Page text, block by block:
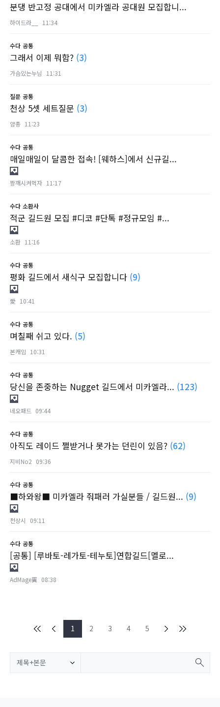
분댕 반고정 공대에서 미카엘라 공대원 모집합니...
하이드라__ 11:34
수다 공통
그래서 이제 뭐함? (3)
가슴있는누님 11:31
질문 공통
천상 5셋 세트질문 (3)
얌총 11:23
수다 공통
매일매일이 달콤한 접속! [웨하스]에서 신규길...
짱깨시켜먹자 11:17
수다 소환사
적군 길드원 모집 #디코 #단톡 #정규모임 #...
소환 11:16
수다 공통
평화 길드에서 새식구 모집합니다 (9)
愛 10:41
수다 공통
며칠째 쉬고 있다. (5)
본캐임 10:31
수다 공통
당신을 존중하는 Nugget 길드에서 미카엘라... (123)
네오패드 09:44
수다 공통
아직도 레이드 쩔받거나 못가는 던린이 있음? (62)
지비No2 09:36
수다 공통
■하와왕■ 미카엘라 줘패러 가실분들 / 길드원... (9)
천상시 09:11
수다 공통
[공통] [루바토-레가토-테누토]연합길드[멜로...
AdMage翼 08:38
1 2 3 4 5
제목+본문